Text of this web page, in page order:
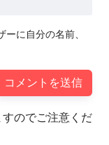
に自分の名前、
のでご注意くだ